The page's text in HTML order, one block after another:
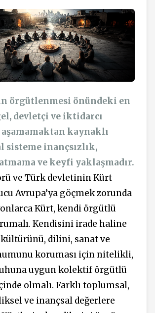
örgütlenmesi önündeki en
devletçi ve iktidarcı
aşamamaktan kaynaklı
sisteme inançsızlık,
ve keyfi yaklaşmadır.
ve Türk devletinin Kürt
Avrupa’ya göçmek zorunda
Kürt, kendi örgütlü
Kendisini irade haline
dilini, sanat ve
koruması için nitelikli,
uygun kolektif örgütlü
olmalı. Farklı toplumsal,
ve inançsal değerlere